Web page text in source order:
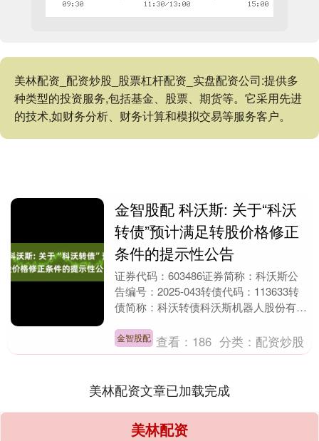
美林配资_配资炒股_股票杠杆配资_实盘配资公司:提供多
种类型的投资服务,包括基金、股票、期货等。它采用先进
的技术,如财务分析、财务计算和模拟交易等服务客户。
金智股配 科沃斯: 关于“科沃
转债”预计满足转股价格修正
条件的提示性公告
证券代码：603486证券简称：科沃斯公
告编号：2025-043转债代码：113633转
债简称：科沃转债科沃斯机器人股份有限
金智股配 查看： 186 分类： 配资炒股
美林配资文章已加载完成
美林配资